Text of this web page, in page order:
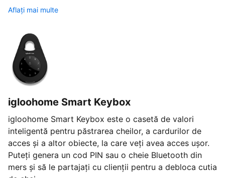
Aflaţi mai multe
igloohome Smart Keybox
igloohome Smart Keybox este o casetă de valori
inteligentă pentru păstrarea cheilor, a cardurilor de
acces și a altor obiecte, la care veți avea acces ușor.
Puteți genera un cod PIN sau o cheie Bluetooth din
mers și să le partajați cu clienții pentru a debloca cutia